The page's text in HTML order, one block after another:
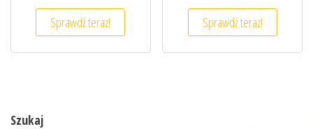
Sprawdź teraz! Sprawdź teraz!
Szukaj